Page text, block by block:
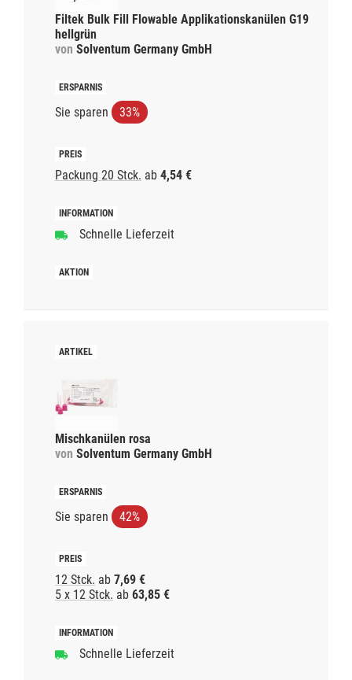
Filtek Bulk Fill Flowable Applikationskanülen G19
hellgrün
von Solventum Germany GmbH
Sie sparen 33%
Packung 20 Stck. ab 4,54 €
Schnelle Lieferzeit
Mischkanülen rosa
von Solventum Germany GmbH
Sie sparen 42%
12 Stck. ab 7,69 €
5 x 12 Stck. ab 63,85 €
Schnelle Lieferzeit